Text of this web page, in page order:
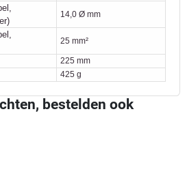
14,0 Ø mm
25 mm²
225 mm
425 g
bestelden ook